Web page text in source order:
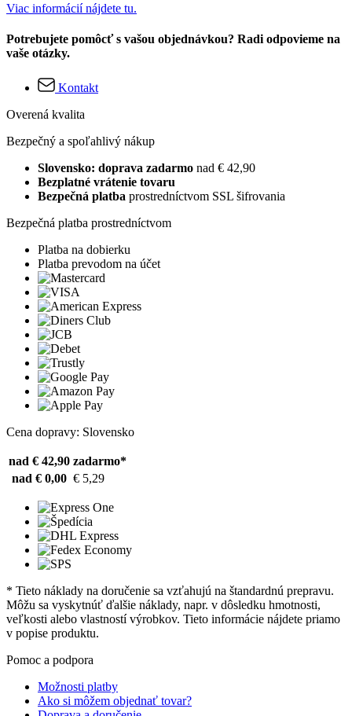
Viac informácií nájdete tu.
Potrebujete pomôcť s vašou objednávkou? Radi odpovieme na
vaše otázky.
Kontakt
Overená kvalita
Bezpečný a spoľahlivý nákup
Slovensko: doprava zadarmo nad € 42,90
Bezplatné vrátenie tovaru
Bezpečná platba prostredníctvom SSL šifrovania
Bezpečná platba prostredníctvom
Platba na dobierku
Platba prevodom na účet
Cena dopravy: Slovensko
nad € 42,90 zadarmo*
nad € 0,00 € 5,29
* Tieto náklady na doručenie sa vzťahujú na štandardnú prepravu.
Môžu sa vyskytnúť ďalšie náklady, napr. v dôsledku hmotnosti,
veľkosti alebo vlastností výrobkov. Tieto informácie nájdete priamo
v popise produktu.
Pomoc a podpora
Možnosti platby
Ako si môžem objednať tovar?